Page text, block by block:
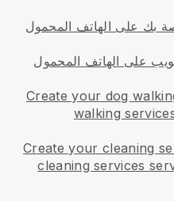
بك على الهاتف المحمول
على الهاتف المحمول
Create your dog
walking
Create your cleaning
cleaning services